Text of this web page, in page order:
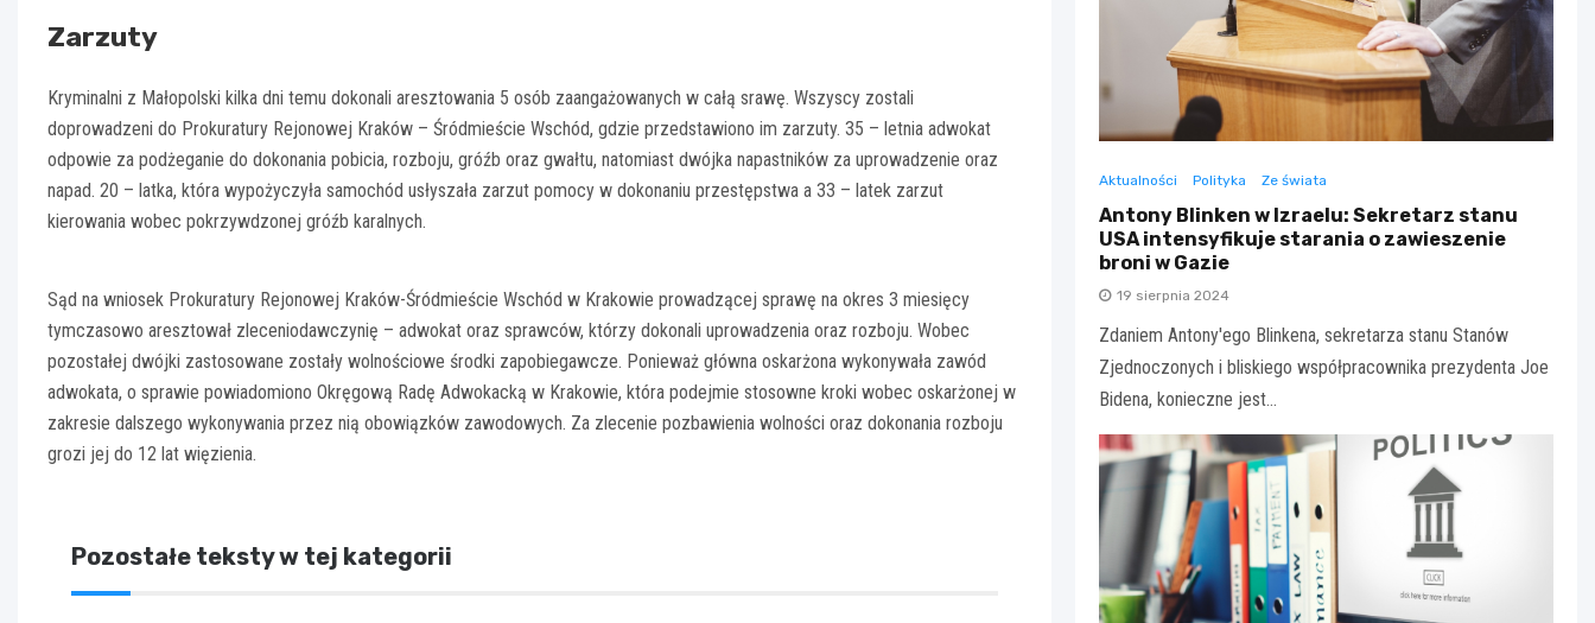
Zarzuty
Kryminalni z Małopolski kilka dni temu dokonali aresztowania 5 osób zaangażowanych w całą srawę. Wszyscy zostali
doprowadzeni do Prokuratury Rejonowej Kraków – Śródmieście Wschód, gdzie przedstawiono im zarzuty. 35 – letnia adwokat
odpowie za podżeganie do dokonania pobicia, rozboju, gróźb oraz gwałtu, natomiast dwójka napastników za uprowadzenie oraz
napad. 20 – latka, która wypożyczyła samochód usłyszała zarzut pomocy w dokonaniu przestępstwa a 33 – latek zarzut
kierowania wobec pokrzywdzonej gróźb karalnych.
Sąd na wniosek Prokuratury Rejonowej Kraków-Śródmieście Wschód w Krakowie prowadzącej sprawę na okres 3 miesięcy
tymczasowo aresztował zleceniodawczynię – adwokat oraz sprawców, którzy dokonali uprowadzenia oraz rozboju. Wobec
pozostałej dwójki zastosowane zostały wolnościowe środki zapobiegawcze. Ponieważ główna oskarżona wykonywała zawód
adwokata, o sprawie powiadomiono Okręgową Radę Adwokacką w Krakowie, która podejmie stosowne kroki wobec oskarżonej w
zakresie dalszego wykonywania przez nią obowiązków zawodowych. Za zlecenie pozbawienia wolności oraz dokonania rozboju
grozi jej do 12 lat więzienia.
Pozostałe teksty w tej kategorii
Aktualności Polityka Ze świata
Antony Blinken w Izraelu: Sekretarz stanu
USA intensyfikuje starania o zawieszenie
broni w Gazie
19 sierpnia 2024
Zdaniem Antony'ego Blinkena, sekretarza stanu Stanów
Zjednoczonych i bliskiego współpracownika prezydenta Joe
Bidena, konieczne jest…